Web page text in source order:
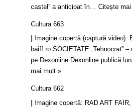
castel” a anticipat în… Citește
Cultura 663
| Imagine copertă (captură video):
baiff.ro SOCIETATE „Tehnocrat”
pe Dexonline Dexonline publică
mai mult »
Cultura 662
| Imagine copertă: RAD ART